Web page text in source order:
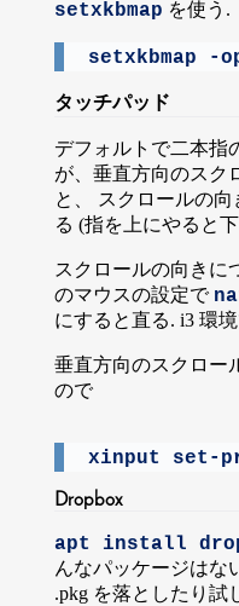
setxkbmap を使う.
setxkbmap
タッチパッド
デフォルトで二本指
が、垂直方向のスク
と、 スクロールの
る (指を上にやると
スクロールの向きに
のマウスの設定で
にすると直る. i3 環
垂直方向のスクロー
ので
xinput set-
Dropbox
apt install
んなパッケージはな
.pkg を落としたり試